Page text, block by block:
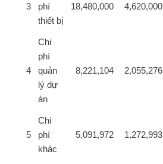
3
phí
thiết bị
18,480,000 4,620,000
4
Chi
phí
quản
lý dự
án
8,221,104 2,055,276
5
Chi
phí
khác
5,091,972 1,272,993